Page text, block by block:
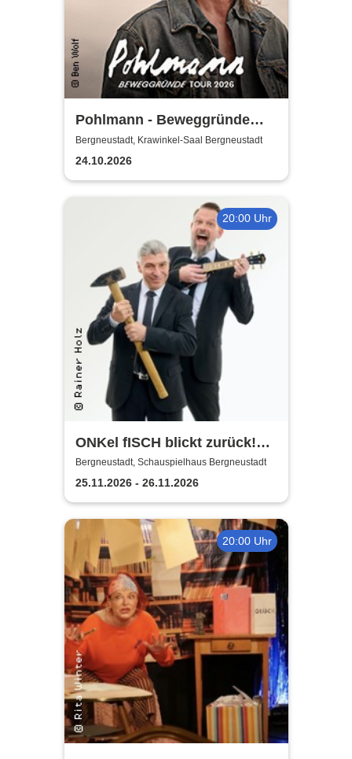
Pohlmann - Beweggründe
Tour 2026
Bergneustadt, Krawinkel-Saal Bergneustadt
24.10.2026
20:00 Uhr
ONKel fISCH blickt zurück!
Der satirische
Jahresrückblick
Bergneustadt, Schauspielhaus Bergneustadt
25.11.2026 - 26.11.2026
20:00 Uhr